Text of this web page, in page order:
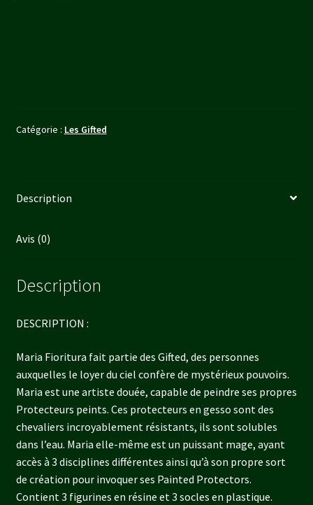
Catégorie : Les Gifted
Description
Avis (0)
Description
DESCRIPTION :
Maria Fioritura fait partie des Gifted, des personnes
auxquelles le loyer du ciel confère de mystérieux pouvoirs.
Maria est une artiste douée, capable de peindre ses propres
Protecteurs peints. Ces protecteurs en gesso sont des
chevaliers incroyablement résistants, ils sont solubles
dans l’eau. Maria elle-même est un puissant mage, ayant
accès à 3 disciplines différentes ainsi qu’à son propre sort
de création pour invoquer ses Painted Protectors.
Contient 3 figurines en résine et 3 socles en plastique.